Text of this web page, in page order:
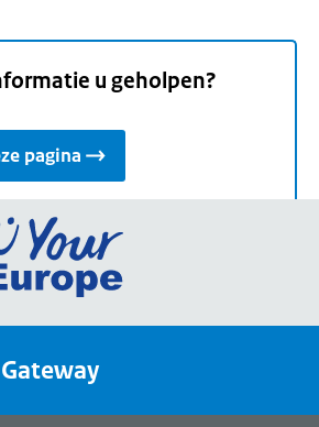
u geholpen?
pagina
Ga
de
een